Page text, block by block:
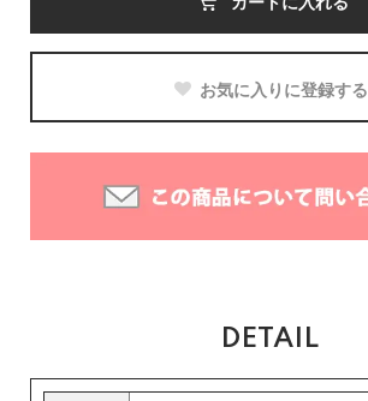
お気に入りに登録する
DETAIL